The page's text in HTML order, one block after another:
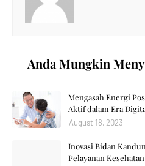
Anda Mungkin
Mengasah Energi
Aktif dalam Era
August 18, 2023
Inovasi Bidan
Pelayanan